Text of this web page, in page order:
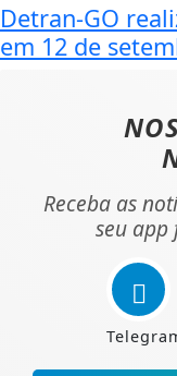
Detran-GO
em 12 de
Receba as
seu app